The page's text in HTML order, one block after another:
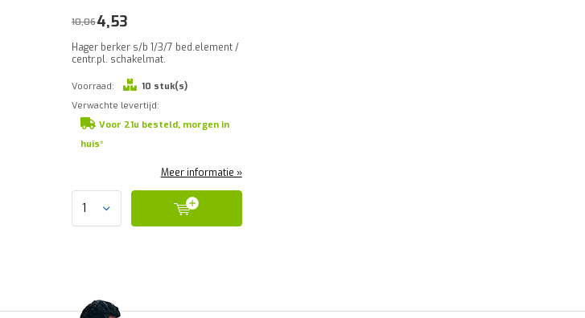
Hager berker s/b 1/3/7 bed.element /
centr.pl. schakelmat.
Voorraad:
10 stuk(s)
Verwachte levertijd:
Voor 21u besteld, morgen in
huis*
10,064,53
Meer informatie »